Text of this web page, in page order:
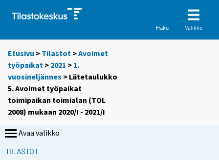
Haku Valikko
Etusivu > Tilastot >Avoimet
työpaikat > 2021 > 1.
vuosineljännes > Liitetaulukko
5. Avoimet työpaikat
toimipaikan toimialan (TOL
2008) mukaan 2020/I - 2021/I
Avaa valikko
TILASTOT